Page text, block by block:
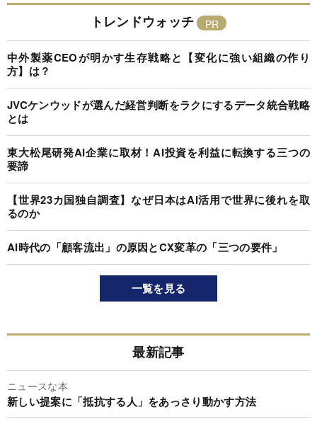
トレンドウォッチ
中外製薬CEOが明かす生存戦略と【変化に強い組織の作り
方】は？
JVCケンウッドが選んだ経営判断をラクにするデータ統合戦略
とは
東大松尾研発AI企業に取材！AI投資を利益に転換する三つの
要諦
【世界23カ国独自調査】なぜ日本はAI活用で世界に後れを取
るのか
AI時代の「顧客流出」の原因とCX変革の「三つの要件」
一覧を見る
最新記事
ニュースな本
新しい提案に「抵抗する人」をあっさり動かす方法